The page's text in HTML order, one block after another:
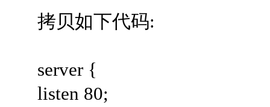
拷贝如下代码:
server {
listen 80;